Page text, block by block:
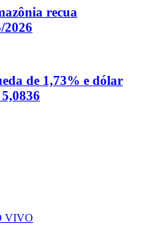
recua
2026
de 1,73% e dólar
VIVO